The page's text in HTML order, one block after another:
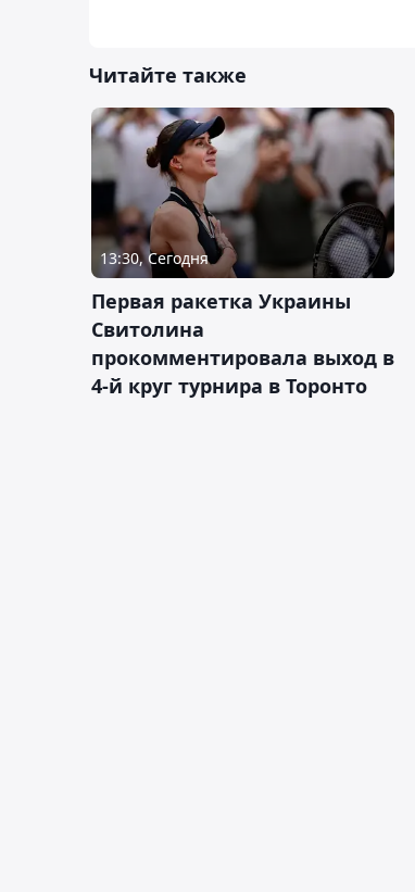
Читайте также
13:30, Сегодня
Первая ракетка Украины
Свитолина
прокомментировала выход в
4-й круг турнира в Торонто